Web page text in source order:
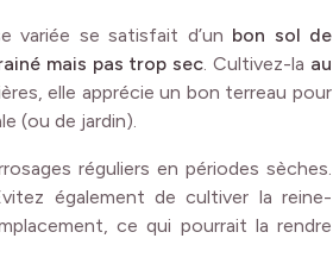
variée se satisfait d’un bon sol de
mais pas trop sec. Cultivez-la au
elle apprécie un bon terreau pour
(ou de jardin).
réguliers en périodes sèches.
également de cultiver la reine-
ce qui pourrait la rendre